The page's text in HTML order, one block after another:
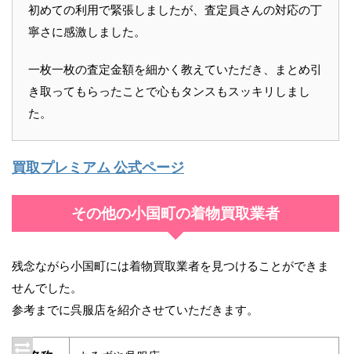
初めての利用で緊張しましたが、査定員さんの対応の丁
寧さに感激しました。
一枚一枚の査定金額を細かく教えていただき、まとめ引
き取ってもらったことで心もタンスもスッキリしまし
た。
買取プレミアム 公式ページ
その他の小国町の着物買取業者
残念ながら小国町には着物買取業者を見つけることができま
せんでした。
参考までに呉服店を紹介させていただきます。